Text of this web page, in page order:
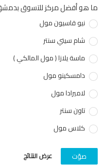
أفضل مركز للتسوق بدمشق
نيو قاسيون مول
شام سيتي سنتر
ماسة يلازا ( مول المالكي )
دامسكينو مول
لاميرادا مول
تاون سنتر
كلاس مول
عرض النتائج